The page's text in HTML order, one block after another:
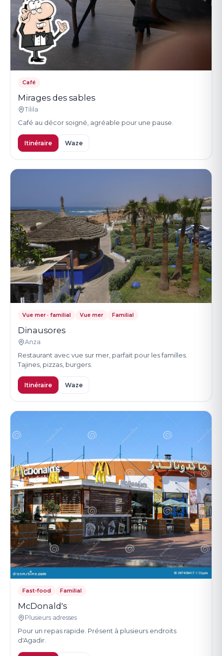
Café
Mirages des sables
Tilila
Café au décor soigné, agréable pour une pause.
Itinéraire Waze
Vue mer · familial Vue mer Familial
Dinausores
Anza
Restaurant avec vue sur mer, parfait pour les familles.
Tajines, pizzas, burgers.
Itinéraire Waze
Fast-food Familial
McDonald's
Plusieurs adresses
Pour un repas rapide. Présent à plusieurs endroits
d'Agadir.